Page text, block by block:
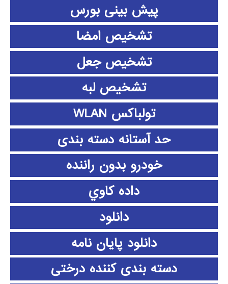
پیش بینی بورس
تشخیص امضا
تشخیص جعل
تشخیص لبه
تولباکس WLAN
حد آستانه دسته بندی
خودرو بدون راننده
داده كاوي
دانلود
دانلود پايان نامه
دسته بندی کننده درختی